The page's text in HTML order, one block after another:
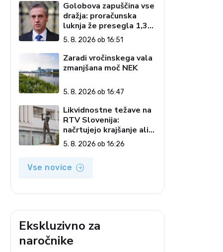
Golobova zapuščina vse
dražja: proračunska
luknja že presegla 1,3
milijarde evrov
5. 8. 2026 ob 16:51
Zaradi vročinskega vala
zmanjšana moč NEK
5. 8. 2026 ob 16:47
Likvidnostne težave na
RTV Slovenija:
načrtujejo krajšanje ali
ukinitev oddaj in nižji
doseg vsebin
5. 8. 2026 ob 16:26
Vse novice
Ekskluzivno za
naročnike